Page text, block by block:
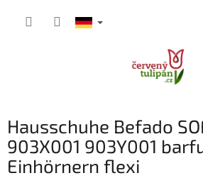
Hausschuhe Befado
903X001 903Y001
Einhörnern flexi